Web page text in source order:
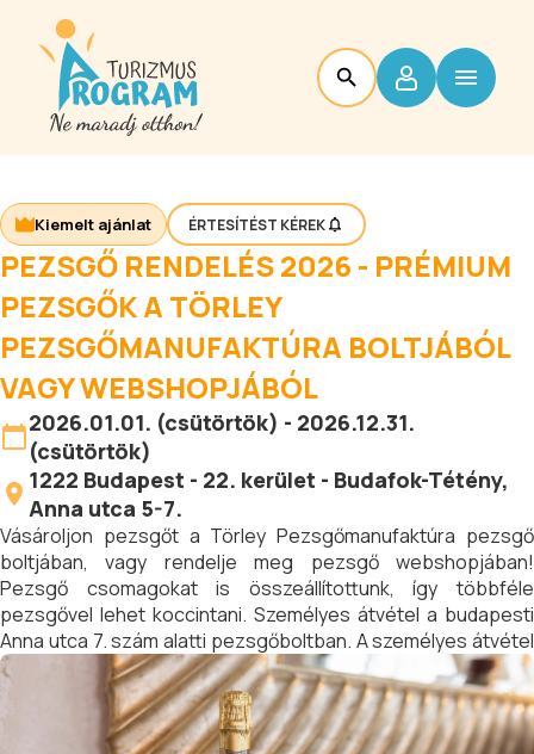
Kiemelt ajánlat ÉRTESÍTÉST KÉREK
PEZSGŐ RENDELÉS 2026 - PRÉMIUM
PEZSGŐK A TÖRLEY
PEZSGŐMANUFAKTÚRA BOLTJÁBÓL
VAGY WEBSHOPJÁBÓL
2026.01.01. (csütörtök) - 2026.12.31.
(csütörtök)
1222 Budapest - 22. kerület - Budafok-Tétény,
Anna utca 5-7.
Vásároljon pezsgőt a Törley Pezsgőmanufaktúra pezsgő
boltjában, vagy rendelje meg pezsgő webshopjában!
Pezsgő csomagokat is összeállítottunk, így többféle
pezsgővel lehet koccintani. Személyes átvétel a budapesti
Anna utca 7. szám alatti pezsgőboltban. A személyes átvétel
díjtalan.